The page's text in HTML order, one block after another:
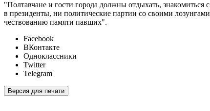
"Полтавчане и гости города должны отдыхать,
в президенты, ни политические партии со своими
чествованию памяти павших".
Facebook
ВКонтакте
Одноклассники
Twitter
Telegram
Версия для печати